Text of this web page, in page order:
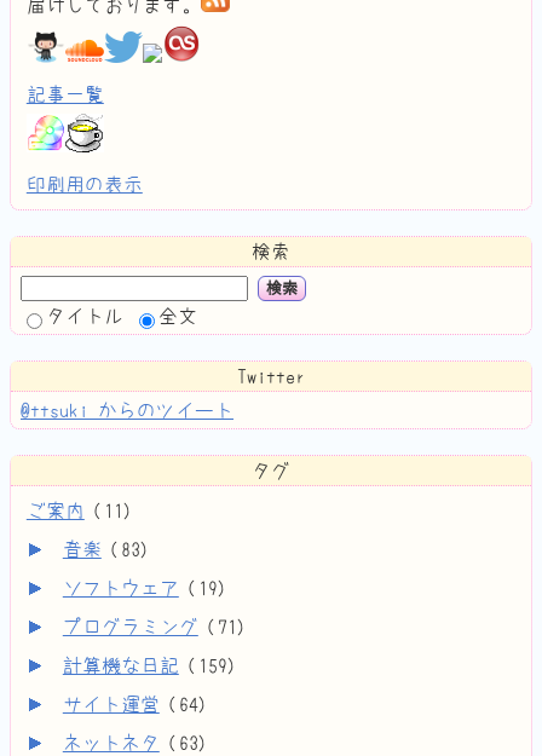
届けしております。
記事一覧
印刷用の表示
検索
検索
タイトル 全文
Twitter
@ttsuki からのツイート
タグ
ご案内 ( 11)
音楽 ( 83)
ソフトウェア
( 19)
プログラミング ( 71)
計算機な日記 ( 159)
サイト運営 ( 64)
ネットネタ
( 63)